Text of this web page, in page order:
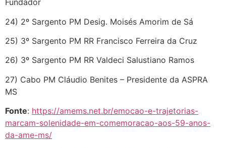
Fundador
24) 2º Sargento PM Desig. Moisés Amorim de Sá
25) 3º Sargento PM RR Francisco Ferreira da Cruz
26) 3º Sargento PM RR Valdeci Salustiano Ramos
27) Cabo PM Cláudio Benites – Presidente da ASPRA
MS
Fonte: https://amems.net.br/emocao-e-trajetorias-
marcam-solenidade-em-comemoracao-aos-59-anos-
da-ame-ms/